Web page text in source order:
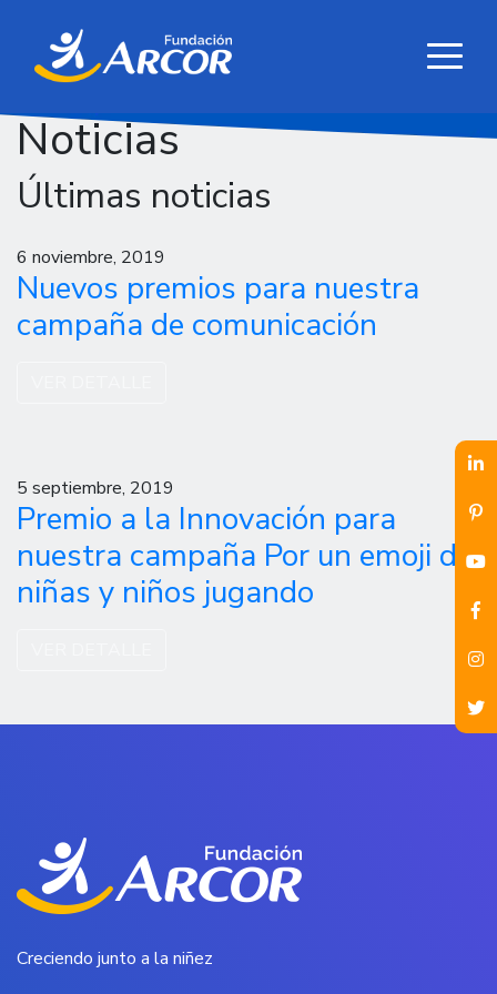
Noticias
Últimas noticias
6 noviembre, 2019
Nuevos premios para nuestra
campaña de comunicación
5 septiembre, 2019
Premio a la Innovación para
nuestra campaña Por un emoji de
niñas y niños jugando
Creciendo junto a la niñez